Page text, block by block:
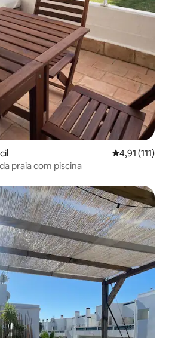
4,91 de uma
4,91 (111)
praia com piscina